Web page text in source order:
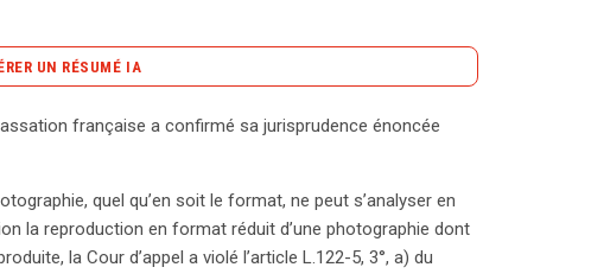
UN RÉSUMÉ IA
le 7 novembre 2006 clarifie les limites de la
intégrale d’une photographie ne peut être
en cas de format réduit. Cette position renforce
qui autorise les courtes citations à condition
française a confirmé sa jurisprudence énoncée
quel qu’en soit le format, ne peut s’analyser en
la reproduction en format réduit d’une photographie dont
la Cour d’appel a violé l’article L.122-5, 3°, a) du